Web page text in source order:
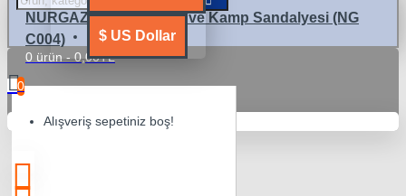
$ US Dollar
0 ürün - 0,00TL
0
Alışveriş sepetiniz boş!
NURGAZ Campout Plaj ve Kamp Sandalyesi (NG
C004)